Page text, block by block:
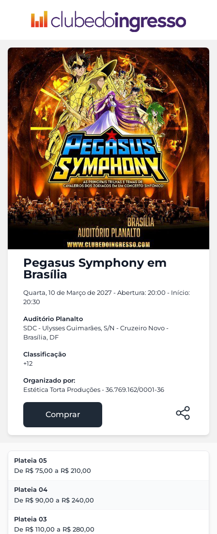
Pegasus Symphony em
Brasília
Quarta, 10 de Março de 2027 - Abertura: 20:00 - Início:
20:30
Auditório Planalto
SDC - Ulysses Guimarães, S/N - Cruzeiro Novo -
Brasília, DF
Classificação
+12
Organizado por:
Estética Torta Produções - 36.769.162/0001-36
Comprar
Plateia 05
De R$ 75,00 a R$ 210,00
Plateia 04
De R$ 90,00 a R$ 240,00
Plateia 03
De R$ 110,00 a R$ 280,00